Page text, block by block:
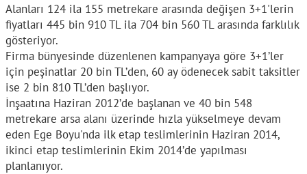
Alanları 124 ila 155 metrekare arasında değişen 3+1'lerin
fiyatları 445 bin 910 TL ila 704 bin 560 TL arasında farklılık
gösteriyor.
Firma bünyesinde düzenlenen kampanyaya göre 3+1’ler
için peşinatlar 20 bin TL’den, 60 ay ödenecek sabit taksitler
ise 2 bin 810 TL’den başlıyor.
İnşaatına Haziran 2012’de başlanan ve 40 bin 548
metrekare arsa alanı üzerinde hızla yükselmeye devam
eden Ege Boyu'nda ilk etap teslimlerinin Haziran 2014,
ikinci etap teslimlerinin Ekim 2014’de yapılması
planlanıyor.